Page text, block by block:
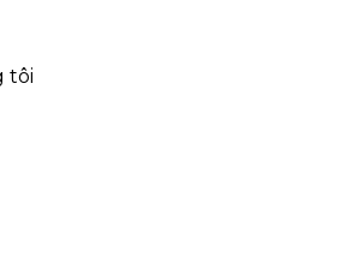
tôi